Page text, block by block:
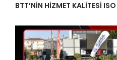
BTT’NİN HİZMET KALİTESİ